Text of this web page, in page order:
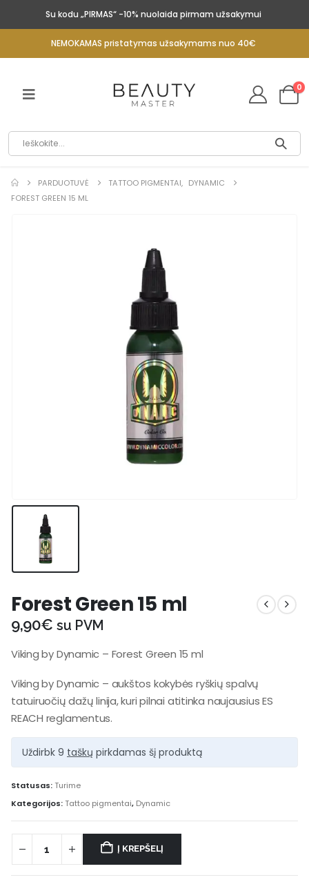
Su kodu „PIRMAS“ -10% nuolaida pirmam užsakymui
NEMOKAMAS pristatymas užsakymams nuo 40€
0
PARDUOTUVĖ TATTOO PIGMENTAI, DYNAMIC
FOREST GREEN 15 ML
Forest Green 15 ml
9,90€ su PVM
Viking by Dynamic – Forest Green 15 ml
Viking by Dynamic – aukštos kokybės ryškių spalvų
tatuiruočių dažų linija, kuri pilnai atitinka naujausius ES
REACH reglamentus.
Uždirbk 9 taškų pirkdamas šį produktą
Statusas:Turime
Kategorijos:Tattoo pigmentai, Dynamic
Į KREPŠELĮ